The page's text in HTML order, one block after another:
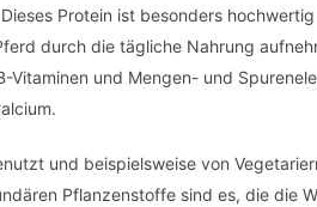
Protein ist besonders
durch die tägliche Nahrung
Vitaminen und Mengen- und
und beispielsweise von
Pflanzenstoffe sind es, die die